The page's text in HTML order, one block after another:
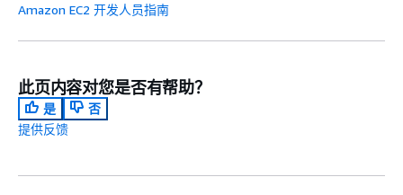
Amazon EC2 开发人员指南
此页内容对您是否有帮助？
是
否
提供反馈